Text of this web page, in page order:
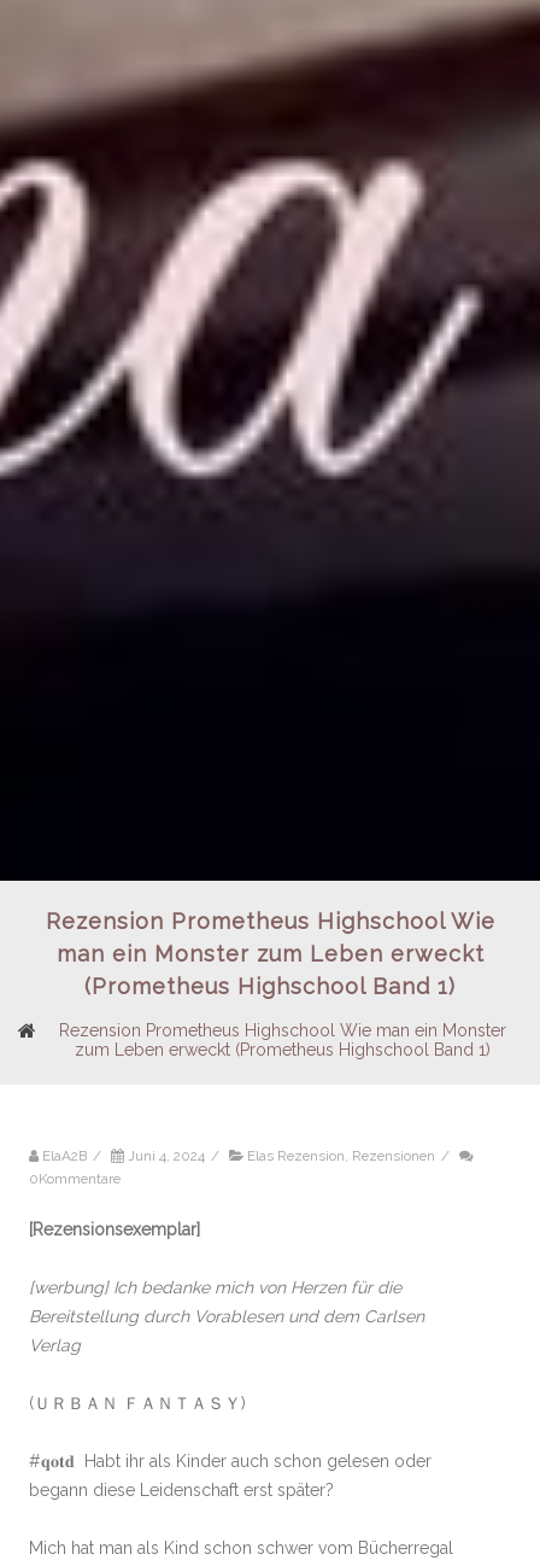
Rezension Prometheus Highschool Wie
man ein Monster zum Leben erweckt
(Prometheus Highschool Band 1)
Rezension Prometheus Highschool Wie man ein Monster
zum Leben erweckt (Prometheus Highschool Band 1)
ElaA2B / Juni 4, 2024 / Elas Rezension, Rezensionen /
0Kommentare
[Rezensionsexemplar]
[werbung] Ich bedanke mich von Herzen für die
Bereitstellung durch Vorablesen und dem Carlsen
Verlag
(ＵＲＢＡＮ ＦＡＮＴＡＳＹ)
#𝐪𝐨𝐭𝐝 Habt ihr als Kinder auch schon gelesen oder
begann diese Leidenschaft erst später?
Mich hat man als Kind schon schwer vom Bücherregal